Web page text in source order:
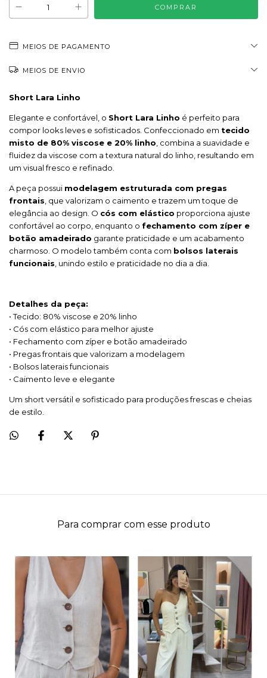
MEIOS DE PAGAMENTO
MEIOS DE ENVIO
Short Lara Linho
Elegante e confortável, o Short Lara Linho é perfeito para
compor looks leves e sofisticados. Confeccionado em tecido
misto de 80% viscose e 20% linho , combina a suavidade e
fluidez da viscose com a textura natural do linho, resultando em
um visual fresco e refinado.
A peça possui modelagem estruturada com pregas
frontais , que valorizam o caimento e trazem um toque de
elegância ao design. O cós com elástico proporciona ajuste
confortável ao corpo, enquanto o fechamento com zíper e
botão amadeirado garante praticidade e um acabamento
charmoso. O modelo também conta com bolsos laterais
funcionais , unindo estilo e praticidade no dia a dia.
Detalhes da peça:
• Tecido: 80% viscose e 20% linho
• Cós com elástico para melhor ajuste
• Fechamento com zíper e botão amadeirado
• Pregas frontais que valorizam a modelagem
• Bolsos laterais funcionais
• Caimento leve e elegante
Um short versátil e sofisticado para produções frescas e cheias
de estilo.
Para comprar com esse produto